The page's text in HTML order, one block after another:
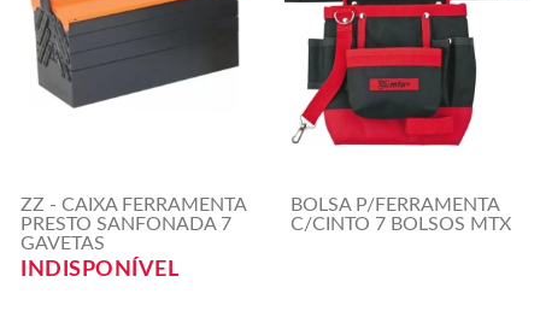
ZZ - CAIXA FERRAMENTA
PRESTO SANFONADA 7
GAVETAS
INDISPONÍVEL
BOLSA P/FERRAMENTA
C/CINTO 7 BOLSOS MTX